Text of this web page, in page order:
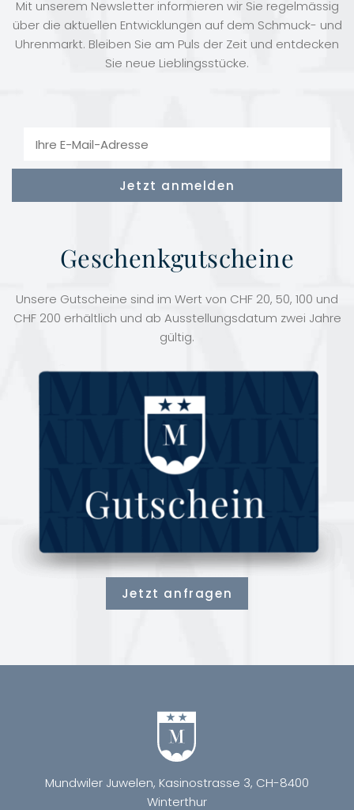
Mit unserem Newsletter informieren wir Sie regelmässig
über die aktuellen Entwicklungen auf dem Schmuck- und
Uhrenmarkt. Bleiben Sie am Puls der Zeit und entdecken
Sie neue Lieblingsstücke.
Geschenkgutscheine
Unsere Gutscheine sind im Wert von CHF 20, 50, 100 und
CHF 200 erhältlich und ab Ausstellungsdatum zwei Jahre
gültig.
Jetzt anfragen
Mundwiler Juwelen, Kasinostrasse 3, CH-8400
Winterthur